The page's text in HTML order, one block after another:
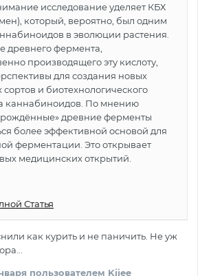
исследование уделяет КБХ
который, вероятно, был одним
в эволюции растения.
древнего фермента,
производящего эту кислоту,
для создания новых
и биотехнологического
каннабиноидов. По мнению
древние ферменты
более эффективной основой для
ферментации. Это открывает
медицинских открытий.
Статья
как курить и не паничить. Не уж
пользователем Kijee